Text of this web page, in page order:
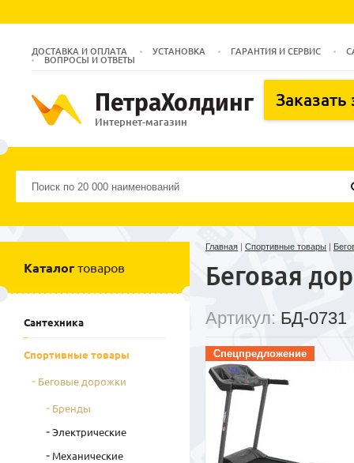
ДОСТАВКА И ОПЛАТА УСТАНОВКА ГАРАНТИЯ И СЕРВИС
ВОПРОСЫ И ОТВЕТЫ
ПетраХолдинг
Интернет-магазин
Заказать
Главная | Спортивные товары |
Беговая
Артикул: БД-0731
Спецпредложение
Каталог товаров
Сантехника
Спортивные товары
Беговые дорожки
Бренды
Электрические
Механические